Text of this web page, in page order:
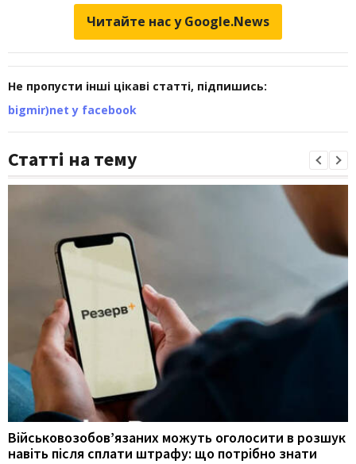
Читайте нас у Google.News
Не пропусти інші цікаві статті, підпишись:
bigmir)net у facebook
Статті на тему
Військовозобов’язаних можуть оголосити в розшук
навіть після сплати штрафу: що потрібно знати